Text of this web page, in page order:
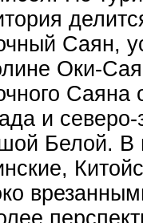
Саян,
Оки-
Саяна
и
Белой. В